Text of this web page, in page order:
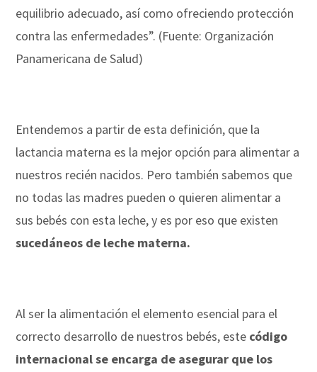
equilibrio adecuado, así como ofreciendo protección
contra las enfermedades”. (Fuente: Organización
Panamericana de Salud)
Entendemos a partir de esta definición, que la
lactancia materna es la mejor opción para alimentar a
nuestros recién nacidos. Pero también sabemos que
no todas las madres pueden o quieren alimentar a
sus bebés con esta leche, y es por eso que existen
sucedáneos de leche materna.
Al ser la alimentación el elemento esencial para el
correcto desarrollo de nuestros bebés, este código
internacional se encarga de asegurar que los